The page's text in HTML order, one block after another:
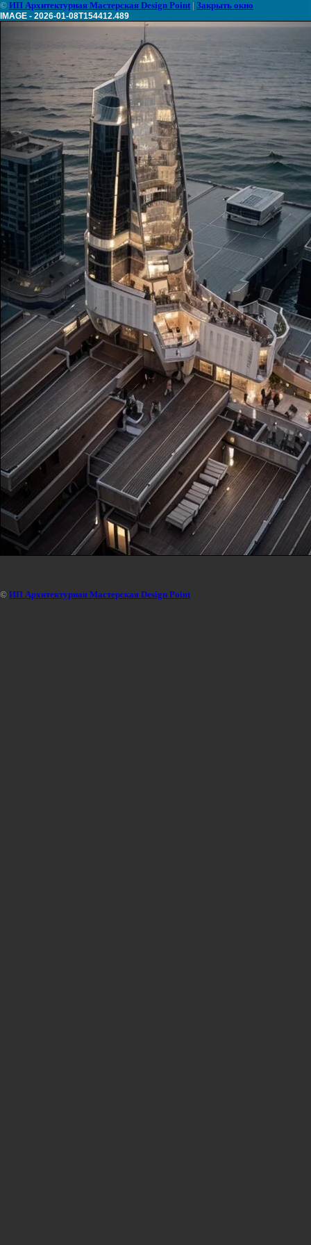
© ИП Архитектурная Мастерская Design Point | Закрыть окно
IMAGE - 2026-01-08T154412.489
© ИП Архитектурная Мастерская Design Point